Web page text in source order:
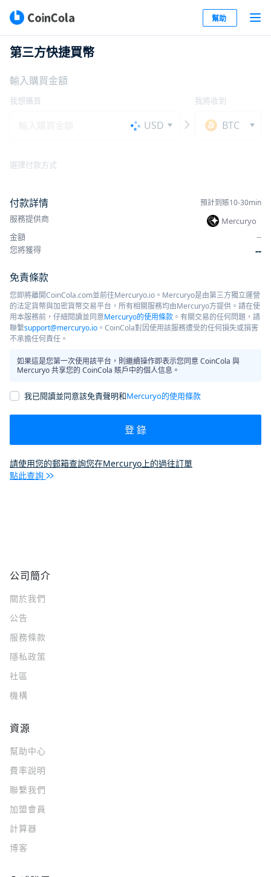
幫助
第三方快捷買幣
輸入購買金額
我想購買
USD
我將收到
BTC
選擇付款方式
付款詳情 預計到賬10-30min
服務提供商
Mercuryo
金額
--
您將獲得
--
免責條款
您即將離開CoinCola.com並前往Mercuryo.io。Mercuryo是由第三方獨立運營
的法定貨幣與加密貨幣交易平台，所有相關服務均由Mercuryo方提供。請在使
用本服務前，仔細閱讀並同意Mercuryo的使用條款 。有關交易的任何問題，請
聯繫support@mercuryo.io 。CoinCola對因使用該服務遭受的任何損失或損害
不承擔任何責任。
如果這是您第一次使用該平台，則繼續操作即表示您同意 CoinCola 與
Mercuryo 共享您的 CoinCola 賬戶中的個人信息。
我已閱讀並同意該免責聲明和Mercuryo的使用條款
登 錄
請使用您的郵箱查詢您在Mercuryo上的過往訂單
點此查詢
公司簡介
關於我們
公告
服務條款
隱私政策
社區
機構
資源
幫助中心
費率說明
聯繫我們
加盟會員
計算器
博客